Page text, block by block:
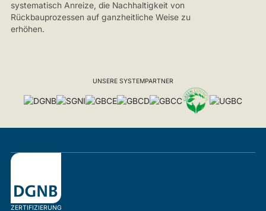
systematisch Anreize, die Nachhaltigkeit von
Rückbauprozessen auf ganzheitliche Weise zu
erhöhen.
UNSERE SYSTEMPARTNER
ZERTIFIZIERUNG